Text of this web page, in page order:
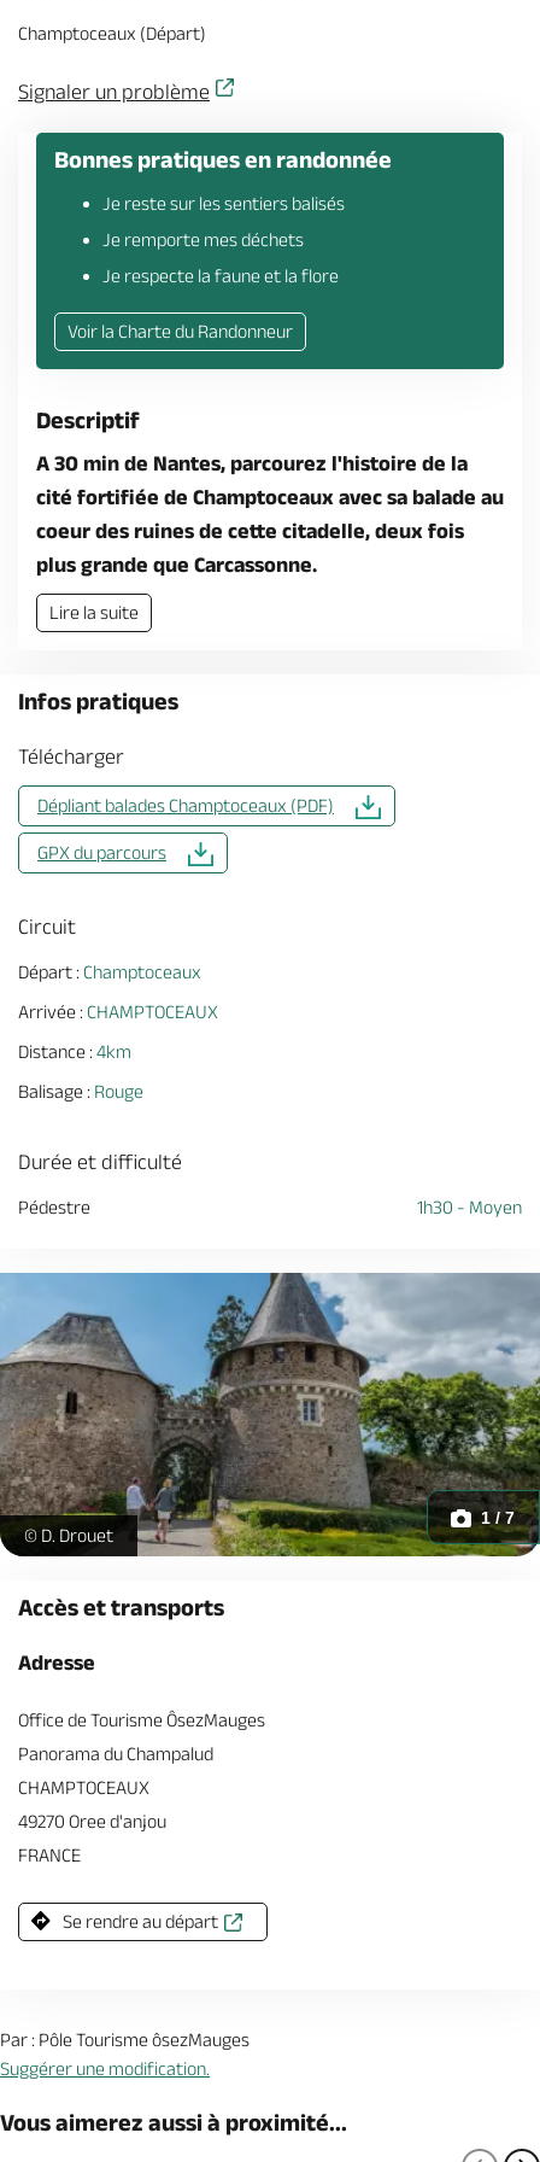
Champtoceaux (Départ)
Signaler un problème
Bonnes pratiques en randonnée
Je reste sur les sentiers balisés
Je remporte mes déchets
Je respecte la faune et la flore
Voir la Charte du Randonneur
Descriptif
A 30 min de Nantes, parcourez l'histoire de la
cité fortifiée de Champtoceaux avec sa balade au
coeur des ruines de cette citadelle, deux fois
plus grande que Carcassonne.
Lire la suite
Infos pratiques
Télécharger
Dépliant balades Champtoceaux (PDF)
GPX du parcours
Circuit
Départ :Champtoceaux
Arrivée :CHAMPTOCEAUX
Distance :4km
Balisage : Rouge
Durée et difficulté
Pédestre 1h30 - Moyen
Les 2 tours, citadelle médivale Champtoceaux -
© D. Drouet
1 / 7
Accès et transports
Adresse
Office de Tourisme ÔsezMauges
Panorama du Champalud
CHAMPTOCEAUX
49270 Oree d'anjou
FRANCE
Se rendre au départ
Par : Pôle Tourisme ôsezMauges
Suggérer une modification.
Vous aimerez aussi à proximité...